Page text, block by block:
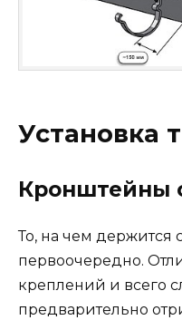
Установка
Кронштейны
То, на чем держится
первоочередно.
креплений и всего
предварительно